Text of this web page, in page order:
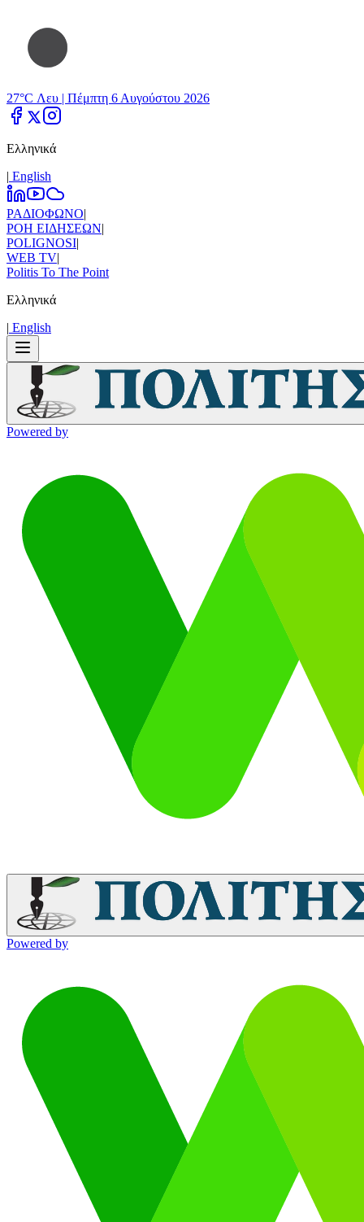
27°C Λευ | Πέμπτη 6 Αυγούστου 2026
Ελληνικά
| Εnglish
ΡΑΔΙΟΦΩΝΟ|
ΡΟΗ ΕΙΔΗΣΕΩΝ|
POLIGNOSI|
WEB TV|
Politis To The Point
Ελληνικά
| Εnglish
Powered by
Powered by